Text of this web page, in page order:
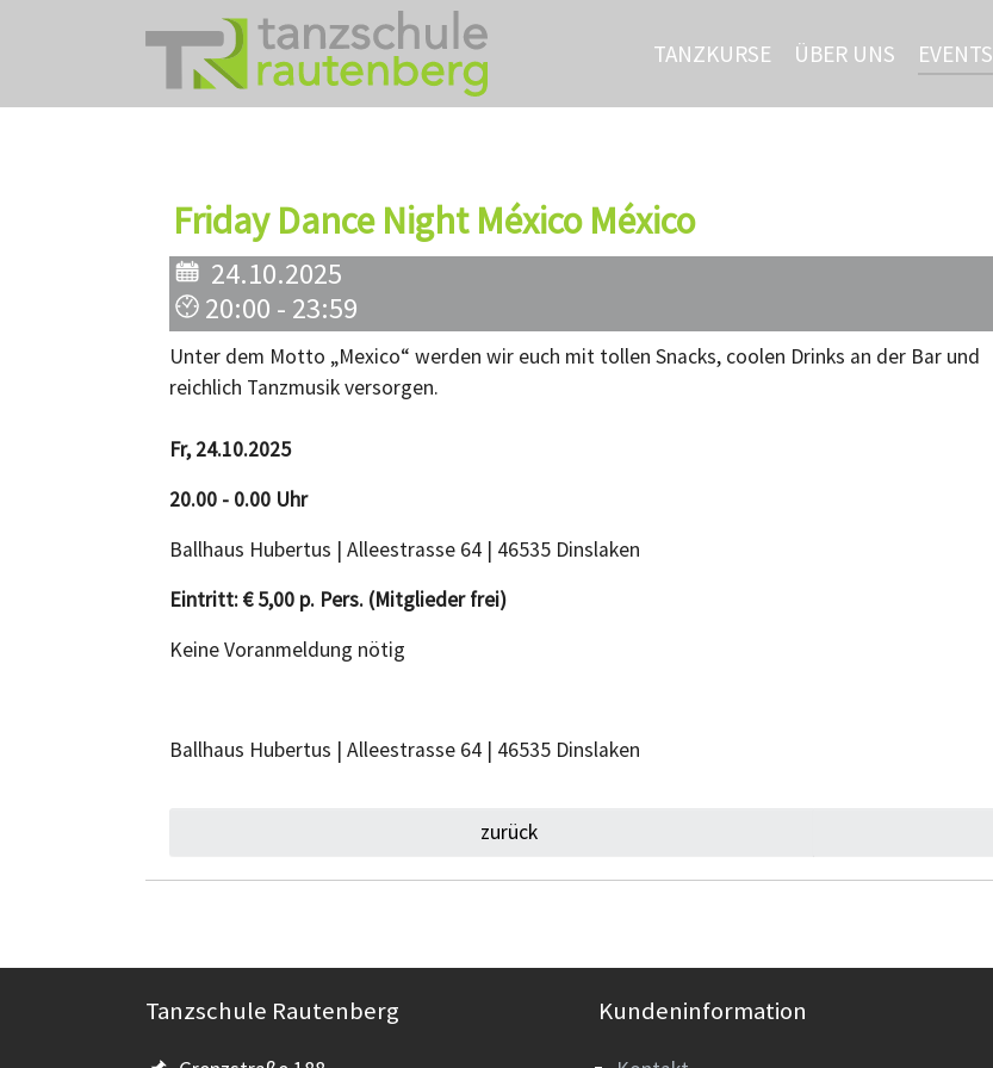
TANZKURSE ÜBER UNS EVENTS
Friday Dance Night México México
24.10.2025
20:00 - 23:59
Unter dem Motto „Mexico“ werden wir euch mit tollen Snacks, coolen Drinks an der Bar und
reichlich Tanzmusik versorgen.
Fr, 24.10.2025
20.00 - 0.00 Uhr
Ballhaus Hubertus | Alleestrasse 64 | 46535 Dinslaken
Eintritt: € 5,00 p. Pers. (Mitglieder frei)
Keine Voranmeldung nötig
Ballhaus Hubertus | Alleestrasse 64 | 46535 Dinslaken
zurück
Tanzschule Rautenberg Kundeninformation